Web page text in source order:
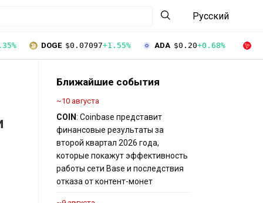
Русский
DOGE $0.07097+1.55% ADA $0.20+0.68%
Ближайшие события
~10 августа
COIN: Coinbase представит
финансовые результаты за
второй квартал 2026 года,
которые покажут эффективность
работы сети Base и последствия
отказа от контент-монет